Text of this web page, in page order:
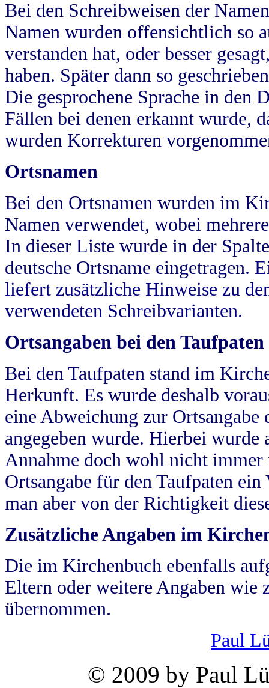
Bei den Schreibweisen der
Namen wurden offensichtlich so
verstanden hat, oder besser
haben. Später dann so
Die gesprochene Sprache in
Fällen bei denen erkannt wurde,
wurden Korrekturen
Ortsnamen
Bei den Ortsnamen wurden im
Namen verwendet, wobei
In dieser Liste wurde in der
deutsche Ortsname eingetragen.
liefert zusätzliche Hinweise zu
verwendeten Schreibvarianten.
Ortsangaben bei den Taufpaten
Bei den Taufpaten stand im
Herkunft. Es wurde deshalb
eine Abweichung zur
angegeben wurde. Hierbei wurde
Annahme doch wohl nicht
Ortsangabe für den Taufpaten
man aber von der Richtigkeit
Zusätzliche Angaben im
Die im Kirchenbuch ebenfalls
Eltern oder weitere Angaben wie
übernommen.
Paul
© 2009 by Paul